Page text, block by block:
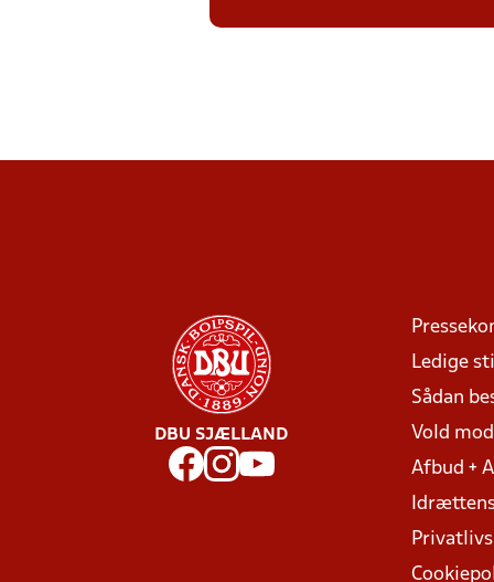
DBU SJÆLLAND
Ledige
Sådan
Vold
Afbud +